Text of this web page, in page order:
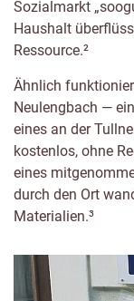
Sozialmarkt
Haushalt
Ressource.²
Ähnlich
Neulengbach —
eines an der
kostenlos, ohne
eines
durch den Ort
Materialien.³